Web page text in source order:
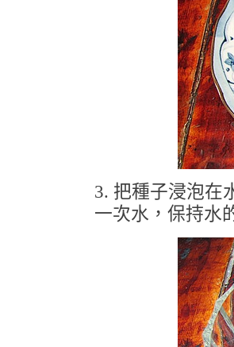
3. 把種子浸泡在
一次水，保持水